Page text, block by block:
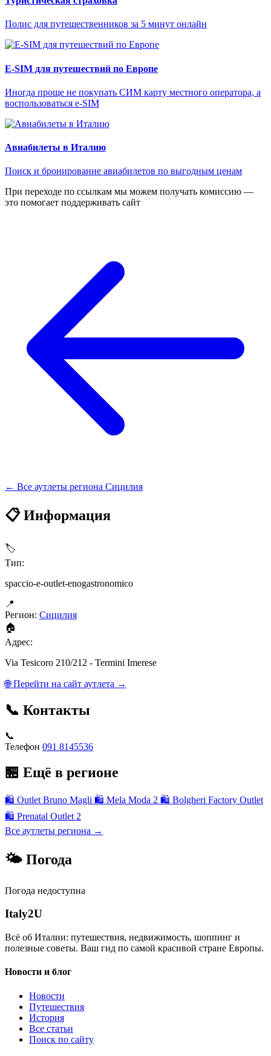
Полис для путешественников за 5 минут онлайн
E-SIM для путешествий по Европе
Иногда проще не покупать СИМ карту местного оператора, а
воспользоваться e-SIM
Авиабилеты в Италию
Поиск и бронирование авиабилетов по выгодным ценам
При переходе по ссылкам мы можем получать комиссию —
это помогает поддерживать сайт
← Все аутлеты региона Сицилия
📋 Информация
🏷
Тип:
spaccio-e-outlet-enogastronomico
📍
Регион: Сицилия
🏠
Адрес:
Via Tesicoro 210/212 - Termini Imerese
🌐 Перейти на сайт аутлета →
📞 Контакты
📞
Телефон 091 8145536
🏪 Ещё в регионе
🛍 Outlet Bruno Magli 🛍 Mela Moda 2 🛍 Bolgheri Factory Outlet
🛍 Prenatal Outlet 2
Все аутлеты региона →
🌤 Погода
Погода недоступна
Italy2U
Всё об Италии: путешествия, недвижимость, шоппинг и
полезные советы. Ваш гид по самой красивой стране Европы.
Новости и блог
Новости
Путешествия
История
Все статьи
Поиск по сайту